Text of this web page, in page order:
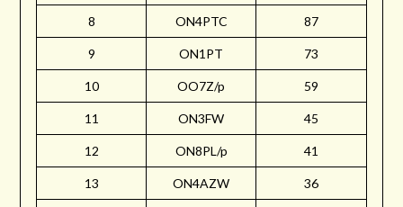
8 ON4PTC 87
9 ON1PT 73
10 OO7Z/p 59
11 ON3FW 45
12 ON8PL/p 41
13 ON4AZW 36